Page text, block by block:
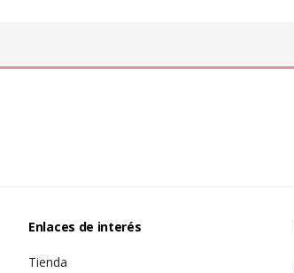
Enlaces de interés
Tienda